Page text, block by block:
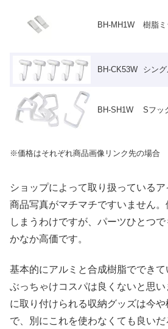
BH-MH1W 樹脂
BH-CK53W シン
BH-SH1W Sフッ
※価格はそれぞれ商品画像リンク先の場合
ショップによって取り扱っているア
商品写真がマチマチですいません
しまうわけですが、パーツひとつ
かなか高価です。
基本的にアルミと合成樹脂でできて
ぶっちゃけコスパは良くないと思
に取り付けられる収納グッズは今
で、別にこれを使わなくても良い